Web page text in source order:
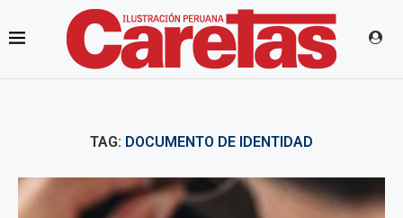
TAG: DOCUMENTO DE IDENTIDAD